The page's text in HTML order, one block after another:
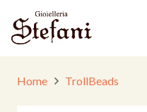
Home TrollBeads